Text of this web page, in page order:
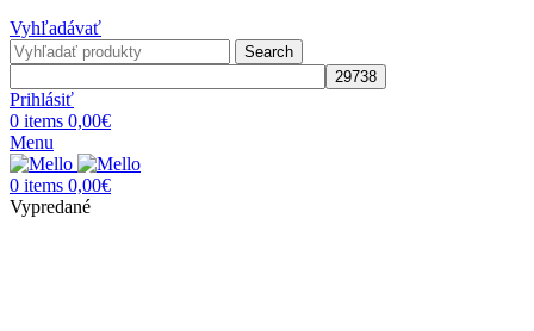
Vyhľadávať
Search
Prihlásiť
0 items 0,00€
Menu
0 items 0,00€
Vypredané